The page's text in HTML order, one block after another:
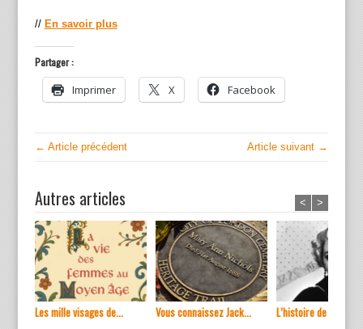
// En savoir plus
Partager :
Imprimer X Facebook
← Article précédent Article suivant →
Autres articles
Les mille visages de... Vous connaissez Jack... L’histoire de ...
< >